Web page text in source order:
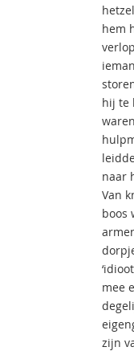
hem
hij te
naar
Van
boos
mee
zijn